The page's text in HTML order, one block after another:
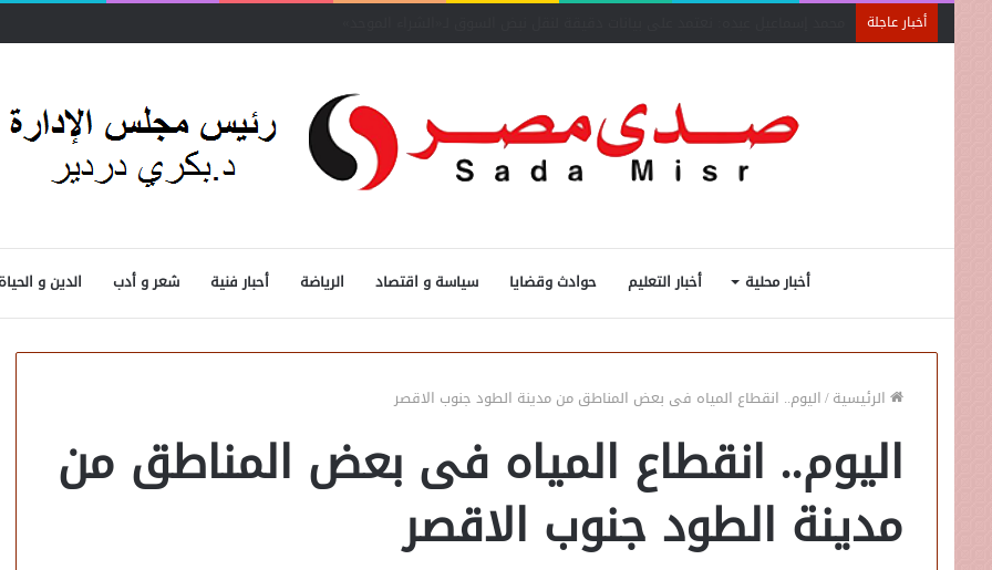
أخبار عاجلة
أخبار محلية أخبار التعليم حوادث وقضايا سياسة و اقتصاد الرياضة أحبار فنية شعر و أدب الدين و الحياة
الرئيسية/اليوم.. انقطاع المياه فى بعض المناطق من مدينة الطود جنوب الاقصر
اليوم.. انقطاع المياه فى بعض المناطق من
مدينة الطود جنوب الاقصر